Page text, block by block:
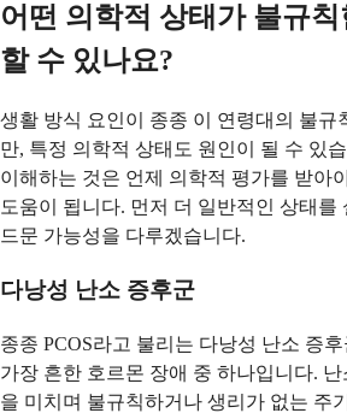
어떤 의학적 상태가 불규
할 수 있나요?
생활 방식 요인이 종종 이 연령대의 불규
만, 특정 의학적 상태도 원인이 될 수 있
이해하는 것은 언제 의학적 평가를 받아
도움이 됩니다. 먼저 더 일반적인 상태를
드문 가능성을 다루겠습니다.
다낭성 난소 증후군
종종 PCOS라고 불리는 다낭성 난소 증
가장 흔한 호르몬 장애 중 하나입니다.
을 미치며 불규칙하거나 생리가 없는 주